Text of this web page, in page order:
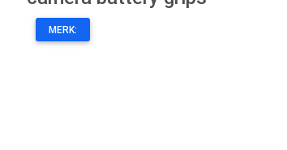
MERK: